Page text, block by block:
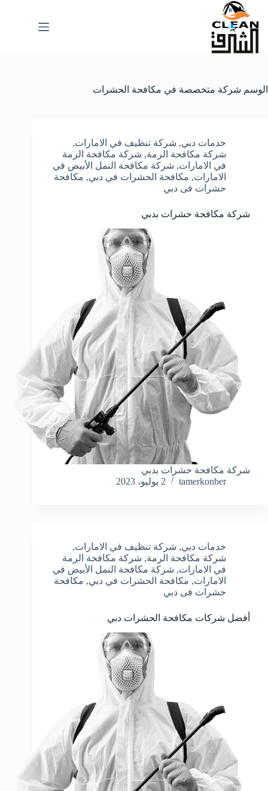
التجاوز
المحتوى
الوسم شركة متخصصة في مكافحة الحشرات
خدمات دبي, شركة تنظيف في الامارات,
شركة مكافحة الرمة, شركة مكافحة الرمة
في الامارات, شركة مكافحة النمل الأبيض في
الامارات, مكافحة الحشرات في دبي, مكافحة
حشرات فى دبي
شركة مكافحة حشرات بدبي
شركة مكافحة حشرات بدبي
tamerkonber
2 يوليو، 2023
خدمات دبي, شركة تنظيف في الامارات,
شركة مكافحة الرمة, شركة مكافحة الرمة
في الامارات, شركة مكافحة النمل الأبيض في
الامارات, مكافحة الحشرات في دبي, مكافحة
حشرات فى دبي
أفضل شركات مكافحة الحشرات دبي